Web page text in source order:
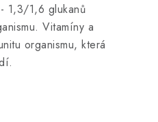
1,3/1,6 glukanů
Vitamíny a
organismu, která